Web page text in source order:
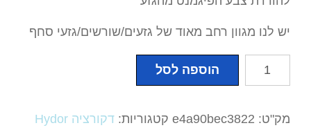
יש לנו מגוון רחב מאוד של גזעים/שורשים/גזעי סחף
כמות
/סחף
הוספה לסל
מק"ט: e4a90bec3822 קטגוריות:
דקורציה Hydor